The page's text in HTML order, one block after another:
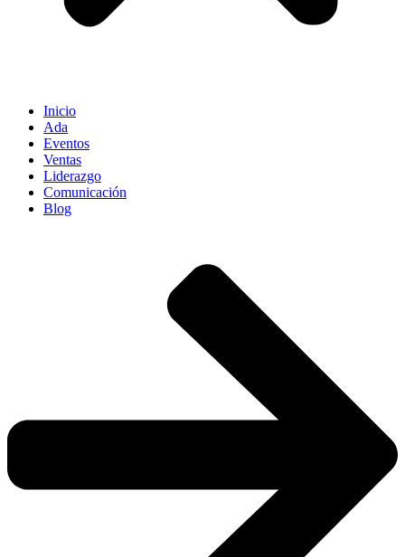
Inicio
Ada
Eventos
Ventas
Liderazgo
Comunicación
Blog